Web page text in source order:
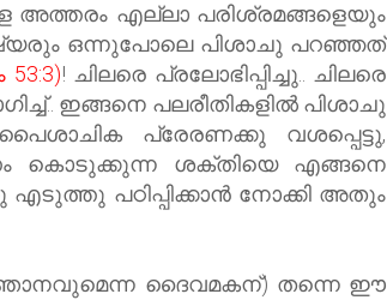
അത്തരം എല്ലാ പരിശ്രമങ്ങളെയും
ഒന്നുപോലെ പിശാചു പറഞ്ഞത്
53:3)! ചിലരെ പ്രലോഭിപ്പിച്ചു.. ചിലരെ
ച്ച്‌.. ഇങ്ങനെ പലരീതികളില്‍ പിശാചു
പ്രേരണക്കു വശപ്പെട്ടു,
കൊടുക്കുന്ന ശക്തിയെ എങ്ങനെ
പഠിപ്പിക്കാന്‍ നോക്കി അതും
ദൈവമകന്) തന്നെ ഈ